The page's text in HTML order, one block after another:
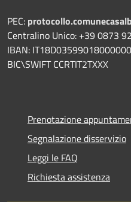
PEC:
Centralino Unico: +39 0873
IBAN:
BIC\SWIFT CCRTIT2TXXX
Prenotazione
Segnalazione disservizio
Leggi le FAQ
Richiesta assistenza